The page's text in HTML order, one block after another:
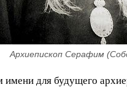
Архиепископ Серафим
для будущего